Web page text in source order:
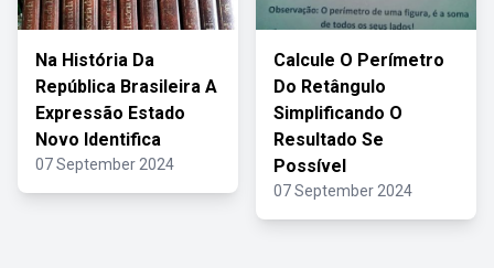
Na História Da
República Brasileira A
Expressão Estado
Novo Identifica
07 September 2024
Calcule O Perímetro
Do Retângulo
Simplificando O
Resultado Se
Possível
07 September 2024